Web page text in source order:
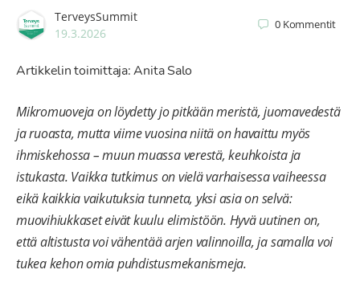
TerveysSummit
19.3.2026
0 Kommentit
Artikkelin toimittaja: Anita Salo
Mikromuoveja on löydetty jo pitkään meristä, juomavedestä
ja ruoasta, mutta viime vuosina niitä on havaittu myös
ihmiskehossa – muun muassa verestä, keuhkoista ja
istukasta. Vaikka tutkimus on vielä varhaisessa vaiheessa
eikä kaikkia vaikutuksia tunneta, yksi asia on selvä:
muovihiukkaset eivät kuulu elimistöön. Hyvä uutinen on,
että altistusta voi vähentää arjen valinnoilla, ja samalla voi
tukea kehon omia puhdistusmekanismeja.